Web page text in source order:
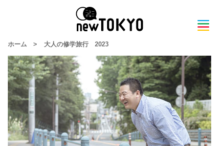
ホーム > 大人の修学旅行 2023